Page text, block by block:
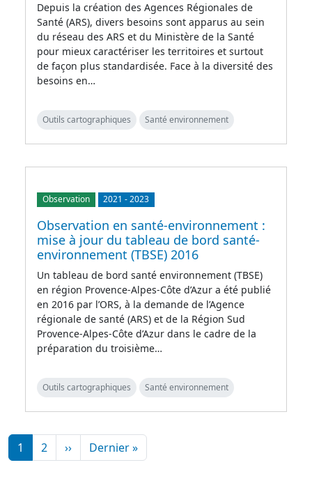
Depuis la création des Agences Régionales de
Santé (ARS), divers besoins sont apparus au sein
du réseau des ARS et du Ministère de la Santé
pour mieux caractériser les territoires et surtout
de façon plus standardisée. Face à la diversité des
besoins en…
Outils cartographiques Santé environnement
Observation 2021 -2023
Observation en santé-environnement :
mise à jour du tableau de bord santé-
environnement (TBSE) 2016
Un tableau de bord santé environnement (TBSE)
en région Provence-Alpes-Côte d’Azur a été publié
en 2016 par l’ORS, à la demande de l’Agence
régionale de santé (ARS) et de la Région Sud
Provence-Alpes-Côte d’Azur dans le cadre de la
préparation du troisième…
Outils cartographiques Santé environnement
Pagination
1 2 ››Page suivante
Dernier »Dernière page